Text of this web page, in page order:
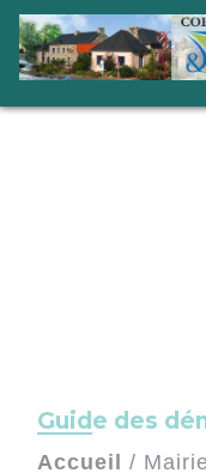
Guide des
Accueil / Mairie